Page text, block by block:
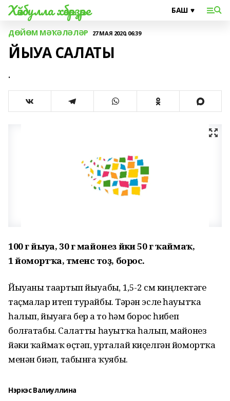
Хәйбулла хәбәрҙәре
ДӨЙӨМ МӘҠӘЛӘЛӘР 27 МАЯ 2020, 06:39
ЙЫУА САЛАТЫ
.
100 г йыуа, 30 г майонез йәки 50 г ҡаймаҡ,
1 йомортҡа, тәменсә тоҙ, борос.
Йыуаны таҙартып йыуабыҙ, 1,5-2 см киңлектәге
таҫмалар итеп турайбыҙ. Тәрән эсле һауытҡа
һалып, йыуаға бер аҙ тоҙ һәм борос һибеп
болғатабыҙ. Салатты һауытҡа һалып, майонез
йәки ҡаймаҡ өҫтәп, урталай киҫелгән йомортҡа
менән биҙәп, табынға ҡуябыҙ.
Нэркэс Валиуллина